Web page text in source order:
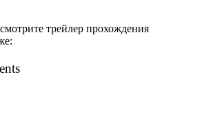
трейлер прохождения